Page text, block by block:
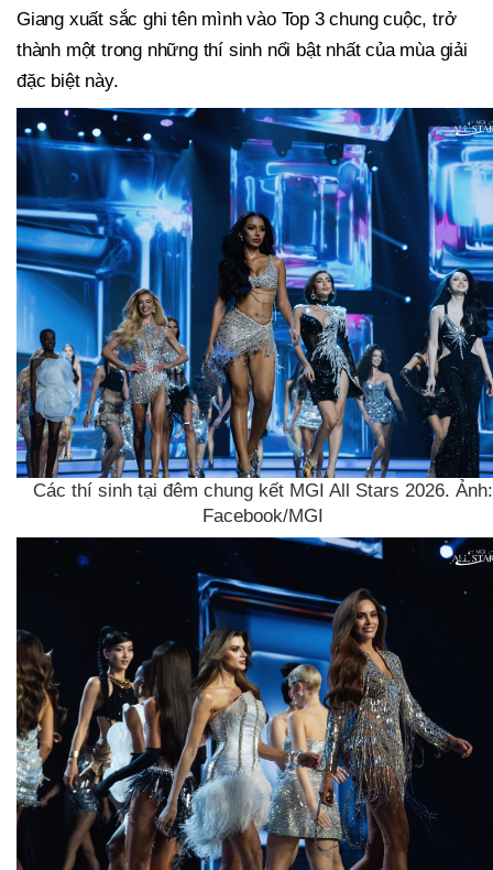
Giang xuất sắc ghi tên mình vào Top 3 chung cuộc, trở
thành một trong những thí sinh nổi bật nhất của mùa giải
đặc biệt này.
Các thí sinh tại đêm chung kết MGI All Stars 2026. Ảnh:
Facebook/MGI